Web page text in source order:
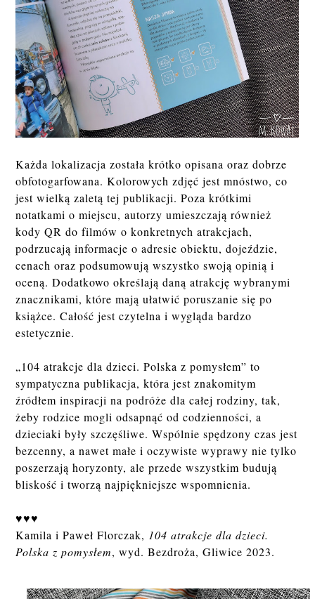
Każda lokalizacja została krótko opisana oraz dobrze
obfotogarfowana. Kolorowych zdjęć jest mnóstwo, co
jest wielką zaletą tej publikacji. Poza krótkimi
notatkami o miejscu, autorzy umieszczają również
kody QR do filmów o konkretnych atrakcjach,
podrzucają informacje o adresie obiektu, dojeździe,
cenach oraz podsumowują wszystko swoją opinią i
oceną. Dodatkowo określają daną atrakcję wybranymi
znacznikami, które mają ułatwić poruszanie się po
książce. Całość jest czytelna i wygląda bardzo
estetycznie.
„104 atrakcje dla dzieci. Polska z pomysłem” to
sympatyczna publikacja, która jest znakomitym
źródłem inspiracji na podróże dla całej rodziny, tak,
żeby rodzice mogli odsapnąć od codzienności, a
dzieciaki były szczęśliwe. Wspólnie spędzony czas jest
bezcenny, a nawet małe i oczywiste wyprawy nie tylko
poszerzają horyzonty, ale przede wszystkim budują
bliskość i tworzą najpiękniejsze wspomnienia.
♥♥♥
Kamila i Paweł Florczak, 104 atrakcje dla dzieci.
Polska z pomysłem, wyd. Bezdroża, Gliwice 2023.